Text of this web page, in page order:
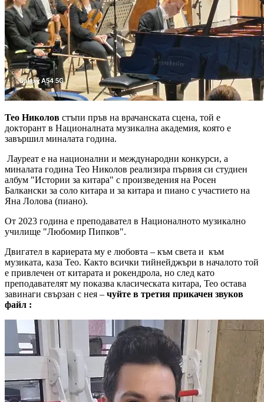
Тео Николов стъпи пръв на врачанската сцена, той е
докторант в Националната музикална академия, която е
завършил миналата година.
Лауреат е на национални и международни конкурси, а
миналата година Тео Николов реализира първия си студиен
албум "Истории за китара" с произведения на Росен
Балкански за соло китара и за китара и пиано с участието на
Яна Лолова (пиано).
От 2023 година е преподавател в Националното музикално
училище "Любомир Пипков".
Двигател в кариерата му е любовта – към света и към
музиката, каза Тео. Както всички тийнейджъри в началото той
е привлечен от китарата и рокендрола, но след като
преподавателят му показва класическата китара, Тео остава
завинаги свързан с нея – чуйте в третия прикачен звуков
файл :